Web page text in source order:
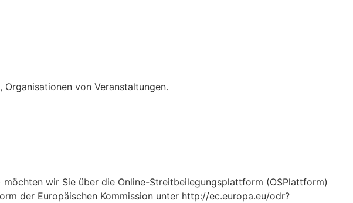
von Veranstaltungen.
wir Sie über die Online-Streitbeilegungsplattform (OSPlattform)
der Europäischen Kommission unter http://ec.europa.eu/odr?